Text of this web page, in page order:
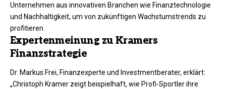
Unternehmen aus innovativen Branchen wie Finanztechnologie
und Nachhaltigkeit, um von zukünftigen Wachstumstrends zu
profitieren.
Expertenmeinung zu Kramers
Finanzstrategie
Dr. Markus Frei, Finanzexperte und Investmentberater, erklärt:
„Christoph Kramer zeigt beispielhaft, wie Profi-Sportler ihre